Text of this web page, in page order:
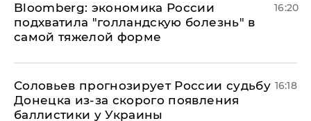
Bloomberg: экономика России
подхватила "голландскую болезнь" в
самой тяжелой форме
16:20
Соловьев прогнозирует России судьбу
Донецка из-за скорого появления
баллистики у Украины
16:18